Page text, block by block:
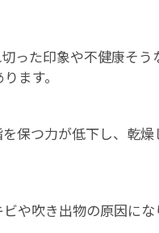
った印象や不健康そ
ます。
保つ力が低下し、乾
や吹き出物の原因に